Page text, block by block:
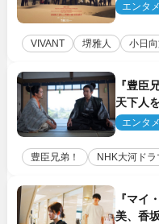
エンタメ
VIVANT 堺雅人 小日
『豊臣
天下人
議”へ
エンタメ
豊臣兄弟！ NHK大河ドラ
『マイ
美、香